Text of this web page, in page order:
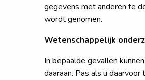
gegevens met anderen te
wordt genomen.
Wetenschappelijk
In bepaalde gevallen
daaraan. Pas als u